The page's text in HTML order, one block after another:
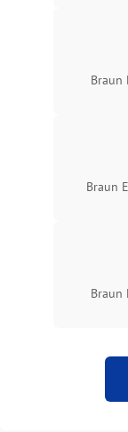
Braun
Braun
Braun